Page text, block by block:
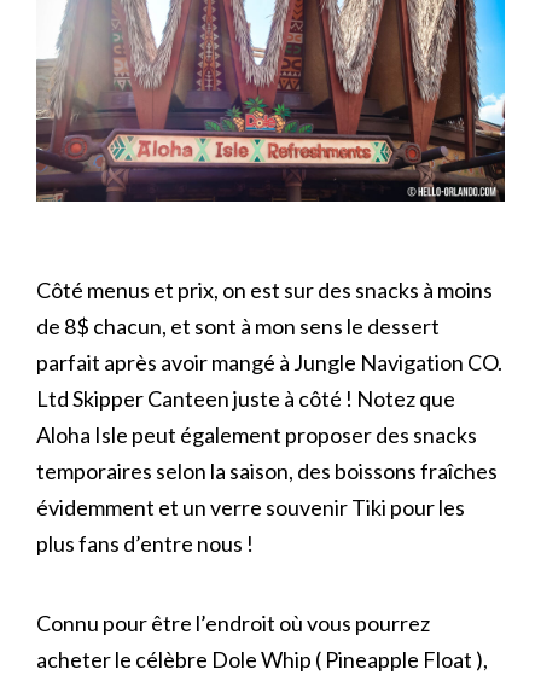
Côté menus et prix, on est sur des snacks à moins
de 8$ chacun, et sont à mon sens le dessert
parfait après avoir mangé à Jungle Navigation CO.
Ltd Skipper Canteen juste à côté ! Notez que
Aloha Isle peut également proposer des snacks
temporaires selon la saison, des boissons fraîches
évidemment et un verre souvenir Tiki pour les
plus fans d’entre nous !
Connu pour être l’endroit où vous pourrez
acheter le célèbre Dole Whip ( Pineapple Float ),